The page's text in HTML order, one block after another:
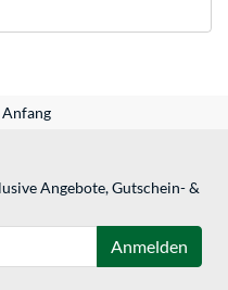
Angebote, Gutschein- &
Anmelden